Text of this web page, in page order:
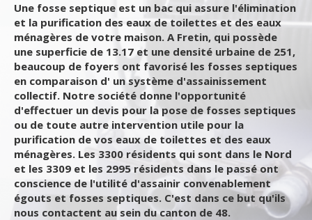
Une fosse septique est un bac qui assure l'élimination
et la purification des eaux de toilettes et des eaux
ménagères de votre maison. A Fretin, qui possède
une superficie de 13.17 et une densité urbaine de 251,
beaucoup de foyers ont favorisé les fosses septiques
en comparaison d' un système d'assainissement
collectif. Notre société donne l'opportunité
d'effectuer un devis pour la pose de fosses septiques
ou de toute autre intervention utile pour la
purification de vos eaux de toilettes et des eaux
ménagères. Les 3300 résidents qui sont dans le Nord
et les 3309 et les 2995 résidents dans le passé ont
conscience de l'utilité d'assainir convenablement
égouts et fosses septiques. C'est dans ce but qu'ils
nous contactent au sein du canton de 48.